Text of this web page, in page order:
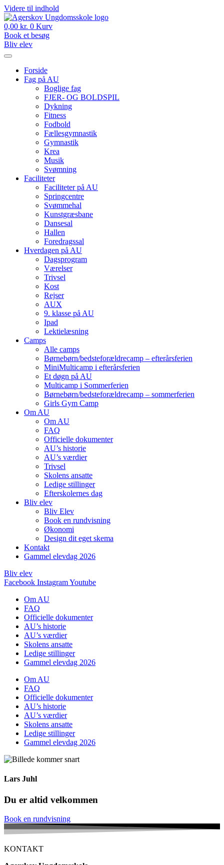
Videre til indhold
0,00 kr. 0 Kurv
Book et besøg
Bliv elev
Forside
Fag på AU
Boglige fag
FJER- OG BOLDSPIL
Dykning
Fitness
Fodbold
Fællesgymnastik
Gymnastik
Krea
Musik
Svømning
Faciliteter
Faciliteter på AU
Springcentre
Svømmehal
Kunstgræsbane
Dansesal
Hallen
Foredragssal
Hverdagen på AU
Dagsprogram
Værelser
Trivsel
Kost
Rejser
AUX
9. klasse på AU
Ipad
Lektielæsning
Camps
Alle camps
Børnebørn/bedste­forældre­camp – efterårsferien
MiniMulti­camp i efterårsferien
Et døgn på AU
Multi­camp i Sommerferien
Børnebørn/bedste­forældre­camp – sommerferien
Girls Gym Camp
Om AU
Om AU
FAQ
Officielle dokumenter
AU’s historie
AU’s værdier
Trivsel
Skolens ansatte
Ledige stillinger
Efterskolernes dag
Bliv elev
Bliv Elev
Book en rundvisning
Økonomi
Design dit eget skema
Kontakt
Gammel elevdag 2026
Bliv elev
Facebook InstagramYoutube
Om AU
FAQ
Officielle dokumenter
AU’s historie
AU’s værdier
Skolens ansatte
Ledige stillinger
Gammel elevdag 2026
Om AU
FAQ
Officielle dokumenter
AU’s historie
AU’s værdier
Skolens ansatte
Ledige stillinger
Gammel elevdag 2026
Lars Juhl
Du er altid velkommen
Book en rundvisning
KONTAKT